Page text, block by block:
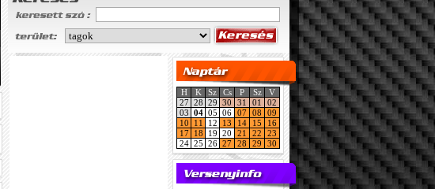
H K Sz Cs P Sz
V
27 28 29 30 31 01
02
03 04 05 06 07 08
09
10
11 12 13 14 15
16
17
18 19 20 21 22
23
24 25 26 27 28 29 30